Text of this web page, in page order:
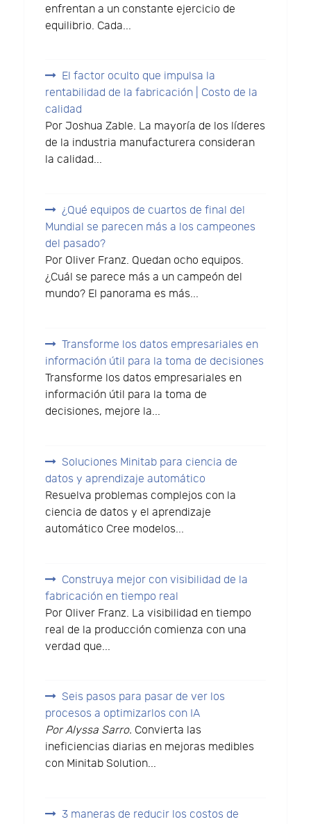
enfrentan a un constante ejercicio de
equilibrio. Cada...
El factor oculto que impulsa la
rentabilidad de la fabricación | Costo de la
calidad
Por Joshua Zable. La mayoría de los líderes
de la industria manufacturera consideran
la calidad...
¿Qué equipos de cuartos de final del
Mundial se parecen más a los campeones
del pasado?
Por Oliver Franz. Quedan ocho equipos.
¿Cuál se parece más a un campeón del
mundo? El panorama es más...
Transforme los datos empresariales en
información útil para la toma de decisiones
Transforme los datos empresariales en
información útil para la toma de
decisiones, mejore la...
Soluciones Minitab para ciencia de
datos y aprendizaje automático
Resuelva problemas complejos con la
ciencia de datos y el aprendizaje
automático Cree modelos...
Construya mejor con visibilidad de la
fabricación en tiempo real
Por Oliver Franz. La visibilidad en tiempo
real de la producción comienza con una
verdad que...
Seis pasos para pasar de ver los
procesos a optimizarlos con IA
Por Alyssa Sarro. Convierta las
ineficiencias diarias en mejoras medibles
con Minitab Solution...
3 maneras de reducir los costos de